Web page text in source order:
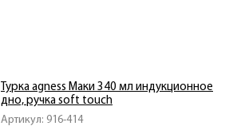
Артикул: 916-414
Турка agness Маки 340 мл индукционное
дно, ручка soft touch